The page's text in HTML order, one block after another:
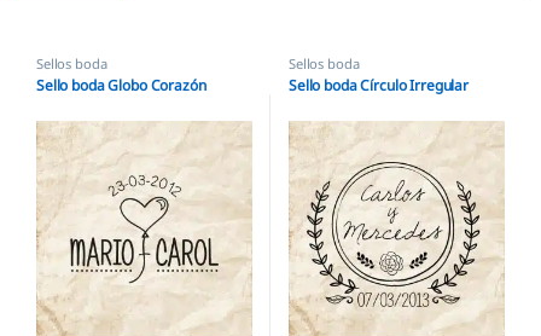
Sellos boda
Sello boda Globo Corazón
Sellos boda
Sello boda Círculo Irregular